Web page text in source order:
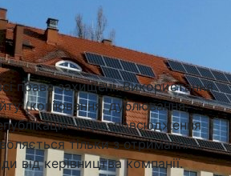
університет
права захищені. Використання
(копіювання, дублювання,
чи розповсюдження
тільки з отриманням
від керівництва компанії.